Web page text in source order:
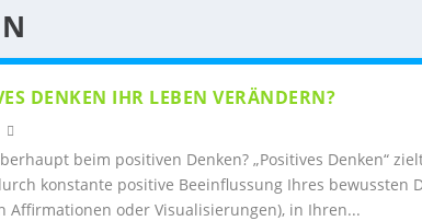
DENKEN IHR LEBEN VERÄNDERN?
beim positiven Denken? „Positives Denken“
konstante positive Beeinflussung Ihres bewussten
Affirmationen oder Visualisierungen), in Ihren...